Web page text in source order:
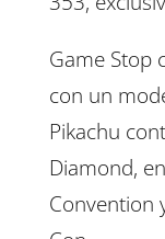
Game Stop
con un
Pikachu
Diamond,
Convention